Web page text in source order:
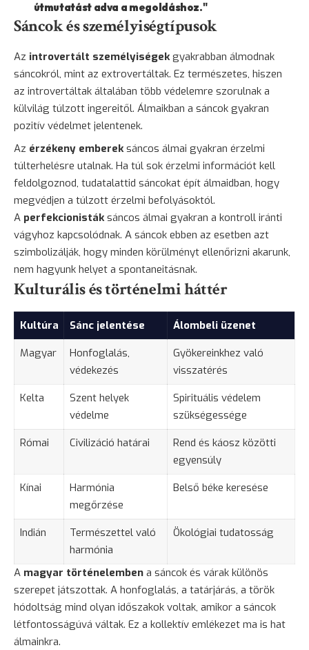
útmutatást adva a megoldáshoz."
Sáncok és személyiségtípusok
Az introvertált személyiségekgyakrabban álmodnak
sáncokról, mint az extrovertáltak. Ez természetes, hiszen
az introvertáltak általában több védelemre szorulnak a
külvilág túlzott ingereitől. Álmaikban a sáncok gyakran
pozitív védelmet jelentenek.
Az érzékeny embereksáncos álmai gyakran érzelmi
túlterhelésre utalnak. Ha túl sok érzelmi információt kell
feldolgoznod, tudatalattid sáncokat épít álmaidban, hogy
megvédjen a túlzott érzelmi befolyásoktól.
A perfekcionistáksáncos álmai gyakran a kontroll iránti
vágyhoz kapcsolódnak. A sáncok ebben az esetben azt
szimbolizálják, hogy minden körülményt ellenőrizni akarunk,
nem hagyunk helyet a spontaneitásnak.
Kulturális és történelmi háttér
Kultúra Sánc jelentése
Álombeli üzenet
Magyar
Honfoglalás,
védekezés
Gyökereinkhez való
visszatérés
Kelta
Szent helyek
védelme
Spirituális védelem
szükségessége
Római
Civilizáció határai
Rend és káosz közötti
egyensúly
Kínai
Harmónia
megőrzése
Belső béke keresése
Indián
Természettel való
harmónia
Ökológiai tudatosság
A magyar történelemben a sáncok és várak különös
szerepet játszottak. A honfoglalás, a tatárjárás, a török
hódoltság mind olyan időszakok voltak, amikor a sáncok
létfontosságúvá váltak. Ez a kollektív emlékezet ma is hat
álmainkra.